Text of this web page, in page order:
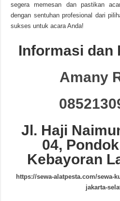
segera memesan dan pastikan
dengan sentuhan profesional dari
sukses untuk acara Anda!
Informasi dan
Amany
Jl. Haji
04,
Kebayoran
https://sewa-alatpesta.com/sewa-
jakarta-